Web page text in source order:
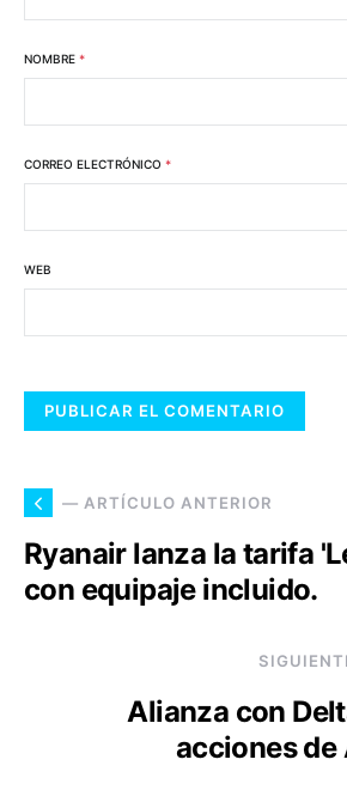
NOMBRE *
CORREO ELECTRÓNICO *
WEB
— ARTÍCULO ANTERIOR
Ryanair lanza la tarifa
con equipaje incluido.
Alianza con
acciones de